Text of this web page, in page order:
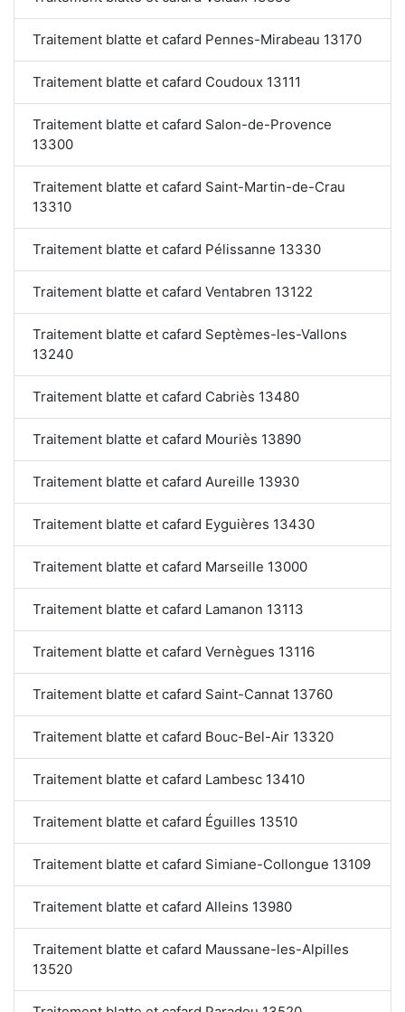
Traitement blatte et cafard Pennes-Mirabeau 13170
Traitement blatte et cafard Coudoux 13111
Traitement blatte et cafard Salon-de-Provence
13300
Traitement blatte et cafard Saint-Martin-de-Crau
13310
Traitement blatte et cafard Pélissanne 13330
Traitement blatte et cafard Ventabren 13122
Traitement blatte et cafard Septèmes-les-Vallons
13240
Traitement blatte et cafard Cabriès 13480
Traitement blatte et cafard Mouriès 13890
Traitement blatte et cafard Aureille 13930
Traitement blatte et cafard Eyguières 13430
Traitement blatte et cafard Marseille 13000
Traitement blatte et cafard Lamanon 13113
Traitement blatte et cafard Vernègues 13116
Traitement blatte et cafard Saint-Cannat 13760
Traitement blatte et cafard Bouc-Bel-Air 13320
Traitement blatte et cafard Lambesc 13410
Traitement blatte et cafard Éguilles 13510
Traitement blatte et cafard Simiane-Collongue 13109
Traitement blatte et cafard Alleins 13980
Traitement blatte et cafard Maussane-les-Alpilles
13520